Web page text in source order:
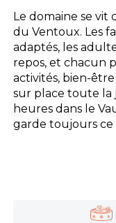
Le domaine se vit
du Ventoux. Les
adaptés, les
repos, et chacun
activités, bien-
sur place toute
heures dans le
garde toujours ce